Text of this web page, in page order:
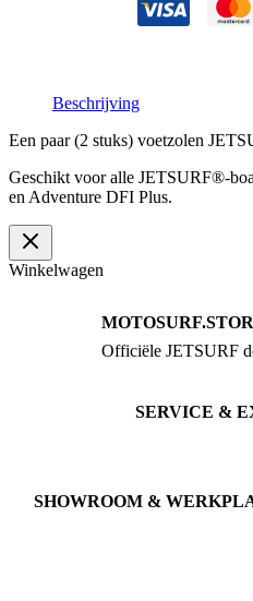
Beschrijving
Een paar (2 stuks) voetzolen
Geschikt voor alle JETSURF®-
en Adventure DFI Plus.
Winkelwagen
Officiële JETSURF
SERVICE &
SHOWROOM &